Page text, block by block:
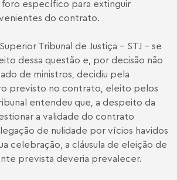
foro específico para extinguir
do contrato.
Tribunal de Justiça - STJ - se
dessa questão e, por decisão não
de ministros, decidiu pela
previsto no contrato, eleito pelos
entendeu que, a despeito da
a validade do contrato
de nulidade por vícios havidos
celebração, a cláusula de eleição de
prevista deveria prevalecer.